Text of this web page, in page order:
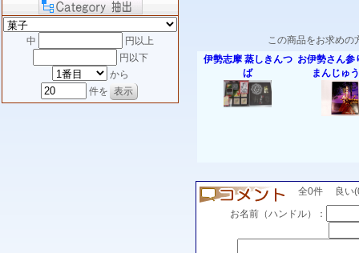
中
円以上
円以下
から
件を
この商品をお求めの
伊勢志摩 蒸しきんつ
ば
お伊勢さん参
まんじゅ
全0件 良い
お名前（ハンドル）：